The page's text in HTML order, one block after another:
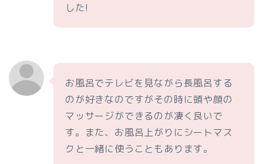
した!
お風呂でテレビを見ながら長風呂する
のが好きなのですがその時に頭や顔の
マッサージができるのが凄く良いで
す。また、お風呂上がりにシートマス
クと一緒に使うこともあります。